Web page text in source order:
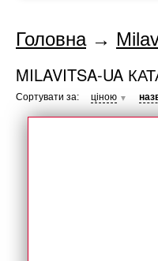
Головна→
MILAVITSA-UA
Сортувати за: ціною ▼